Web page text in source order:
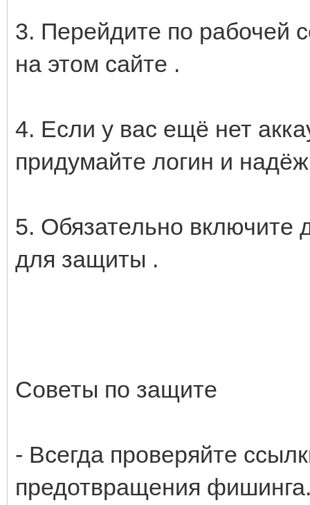
3. Перейдите по рабочей
на этом сайте .
4. Если у вас ещё нет
придумайте логин и
5. Обязательно включите
для защиты .
Советы по защите
- Всегда проверяйте
предотвращения